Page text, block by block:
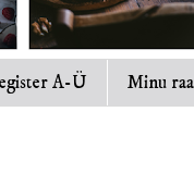
A-Ü Minu